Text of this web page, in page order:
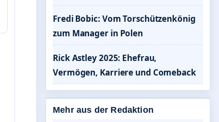
Fredi Bobic: Vom Torschützenkönig
zum Manager in Polen
Rick Astley 2025: Ehefrau,
Vermögen, Karriere und Comeback
Mehr aus der Redaktion